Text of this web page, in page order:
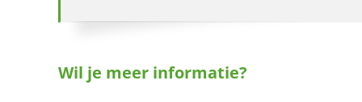
Wil je meer informatie?